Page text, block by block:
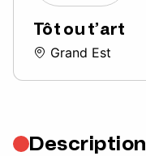
Tôt ou t’art
Grand Est
Description